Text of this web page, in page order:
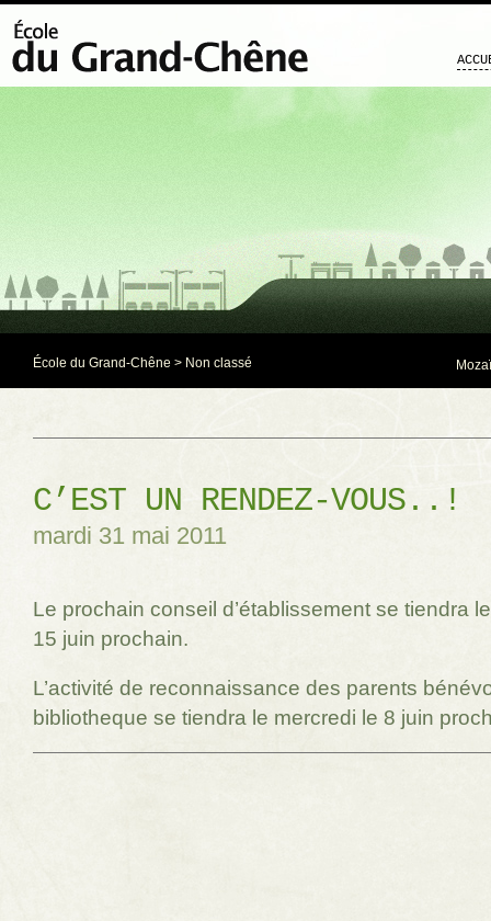
École du Grand-Chêne > Non classé
C’EST UN RENDEZ-VOUS..!
mardi 31 mai 2011
Le prochain conseil d’établissement se tiendra
15 juin prochain.
L’activité de reconnaissance des parents
bibliotheque se tiendra le mercredi le 8 juin